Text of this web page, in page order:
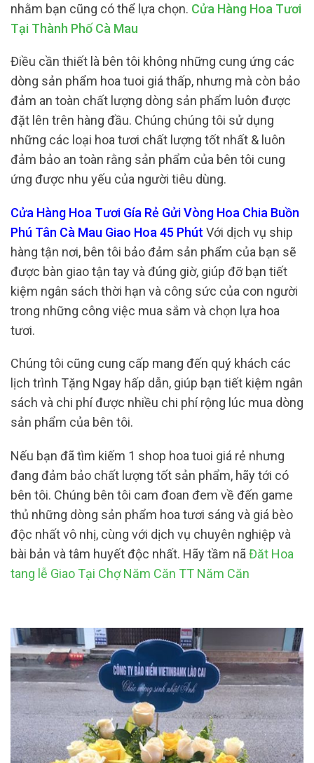
nhằm bạn cũng có thể lựa chọn. Cửa Hàng Hoa Tươi
Tại Thành Phố Cà Mau
Điều cần thiết là bên tôi không những cung ứng các
dòng sản phẩm hoa tuoi giá thấp, nhưng mà còn bảo
đảm an toàn chất lượng dòng sản phẩm luôn được
đặt lên trên hàng đầu. Chúng chúng tôi sử dụng
những các loại hoa tươi chất lượng tốt nhất & luôn
đảm bảo an toàn rằng sản phẩm của bên tôi cung
ứng được nhu yếu của người tiêu dùng.
Cửa Hàng Hoa Tươi Gía Rẻ Gửi Vòng Hoa Chia Buồn
Phú Tân Cà Mau Giao Hoa 45 Phút Với dịch vụ ship
hàng tận nơi, bên tôi bảo đảm sản phẩm của bạn sẽ
được bàn giao tận tay và đúng giờ, giúp đỡ bạn tiết
kiệm ngân sách thời hạn và công sức của con người
trong những công việc mua sắm và chọn lựa hoa
tươi.
Chúng tôi cũng cung cấp mang đến quý khách các
lịch trình Tặng Ngay hấp dẫn, giúp bạn tiết kiệm ngân
sách và chi phí được nhiều chi phí rộng lúc mua dòng
sản phẩm của bên tôi.
Nếu bạn đã tìm kiếm 1 shop hoa tuoi giá rẻ nhưng
đang đảm bảo chất lượng tốt sản phẩm, hãy tới có
bên tôi. Chúng bên tôi cam đoan đem về đến game
thủ những dòng sản phẩm hoa tươi sáng và giá bèo
độc nhất vô nhị, cùng với dịch vụ chuyên nghiệp và
bài bản và tâm huyết độc nhất. Hãy tầm nã Đăt Hoa
tang lễ Giao Tại Chợ Năm Căn TT Năm Căn